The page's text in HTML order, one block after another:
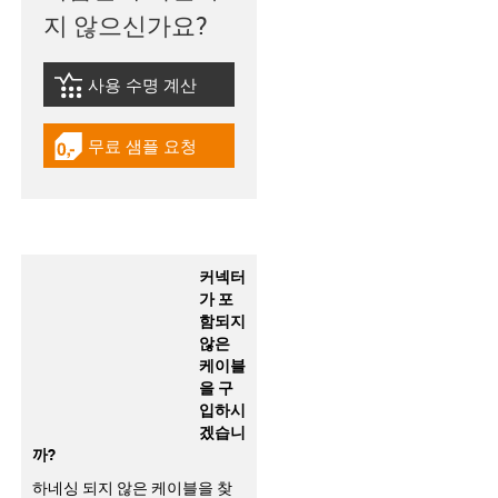
지 않으신가요?
igus-icon-lebensdauerrechner
사용 수명 계산
igus-icon-gratismuster
무료 샘플 요청
커넥터
가 포
함되지
않은
케이블
을 구
입하시
겠습니
까?
하네싱 되지 않은 케이블을 찾